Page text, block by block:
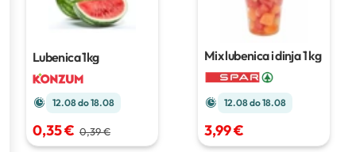
Lubenica1kg
12.08 do 18.08
0,35 € 0,39 €
Mix lubenica i dinja1 kg
12.08 do 18.08
3,99 €